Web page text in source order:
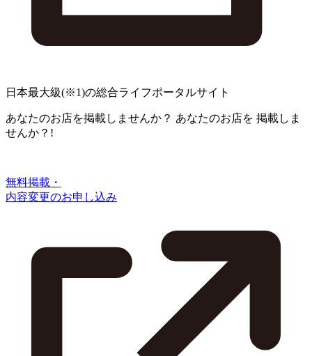
日本最大級(※1)の総合ライフポータルサイト
あなたのお店を掲載しませんか？ あなたのお店を 掲載しま
せんか？!
無料掲載・
内容変更のお申し込み